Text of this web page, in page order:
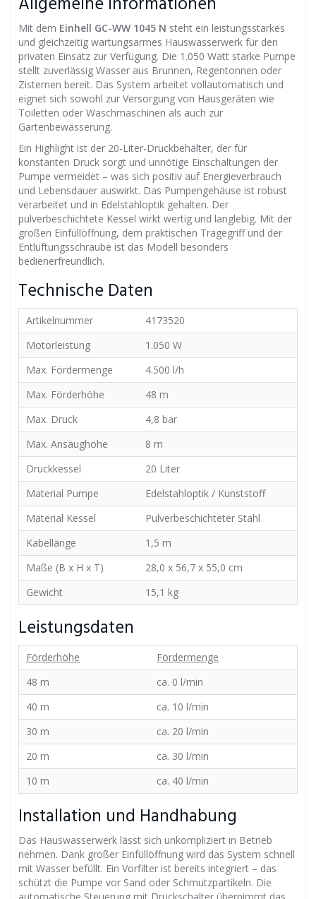
Mit dem Einhell GC-WW 1045 N steht ein leistungsstarkes
und gleichzeitig wartungsarmes Hauswasserwerk für den
privaten Einsatz zur Verfügung. Die 1.050 Watt starke Pumpe
stellt zuverlässig Wasser aus Brunnen, Regentonnen oder
Zisternen bereit. Das System arbeitet vollautomatisch und
eignet sich sowohl zur Versorgung von Hausgeräten wie
Toiletten oder Waschmaschinen als auch zur
Gartenbewässerung.
Ein Highlight ist der 20-Liter-Druckbehälter, der für
konstanten Druck sorgt und unnötige Einschaltungen der
Pumpe vermeidet – was sich positiv auf Energieverbrauch
und Lebensdauer auswirkt. Das Pumpengehäuse ist robust
verarbeitet und in Edelstahloptik gehalten. Der
pulverbeschichtete Kessel wirkt wertig und langlebig. Mit der
großen Einfüllöffnung, dem praktischen Tragegriff und der
Entlüftungsschraube ist das Modell besonders
bedienerfreundlich.
Technische Daten
Artikelnummer
4173520
Motorleistung
1.050 W
Max. Fördermenge
4.500 l/h
Max. Förderhöhe
48 m
Max. Druck
4,8 bar
Max. Ansaughöhe
8 m
Druckkessel
20 Liter
Material Pumpe
Edelstahloptik / Kunststoff
Material Kessel
Pulverbeschichteter Stahl
Kabellänge
1,5 m
Maße (B x H x T)
28,0 x 56,7 x 55,0 cm
Gewicht
15,1 kg
Leistungsdaten
Förderhöhe
Fördermenge
48 m
ca. 0 l/min
40 m
ca. 10 l/min
30 m
ca. 20 l/min
20 m
ca. 30 l/min
10 m
ca. 40 l/min
Installation und Handhabung
Das Hauswasserwerk lässt sich unkompliziert in Betrieb
nehmen. Dank großer Einfüllöffnung wird das System schnell
mit Wasser befüllt. Ein Vorfilter ist bereits integriert – das
schützt die Pumpe vor Sand oder Schmutzpartikeln. Die